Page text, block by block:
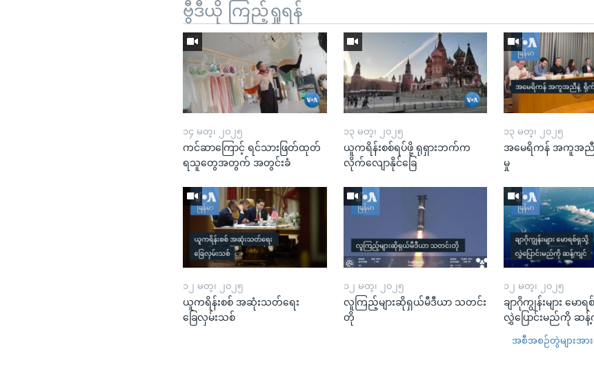
ဗွီဒီယို ကြည့်ရှုရန်
၁၄ မတ္၊ ၂၀၂၅
ကင်ဆာကြောင့် ရင်သားဖြတ်ထုတ်
ရသူတွေအတွက် အတွင်းခံ
၁၃ မတ္၊ ၂၀၂၅
ယူကရိန်းစစ်ရပ်ဖို့ ရုရှားဘက်က
လိုက်လျောနိုင်ခြေ
၁၃ မတ္၊ ၂၀၂၅
အမေရိကန် အကူအ
မှု
၁၂ မတ္၊ ၂၀၂၅
ယူကရိန်းစစ် အဆုံးသတ်ရေး
ခြေလှမ်းသစ်
၁၂ မတ္၊ ၂၀၂၅
လူကြည့်များဆိုရှယ်မီဒီယာ သတင်း
တို
၁၂ မတ္၊ ၂၀၂၅
ချာဂိုကျွန်းများ မော
လွှဲပြောင်းမည်ကို ဆန့်
အစီအစဉ်တွဲများအာ